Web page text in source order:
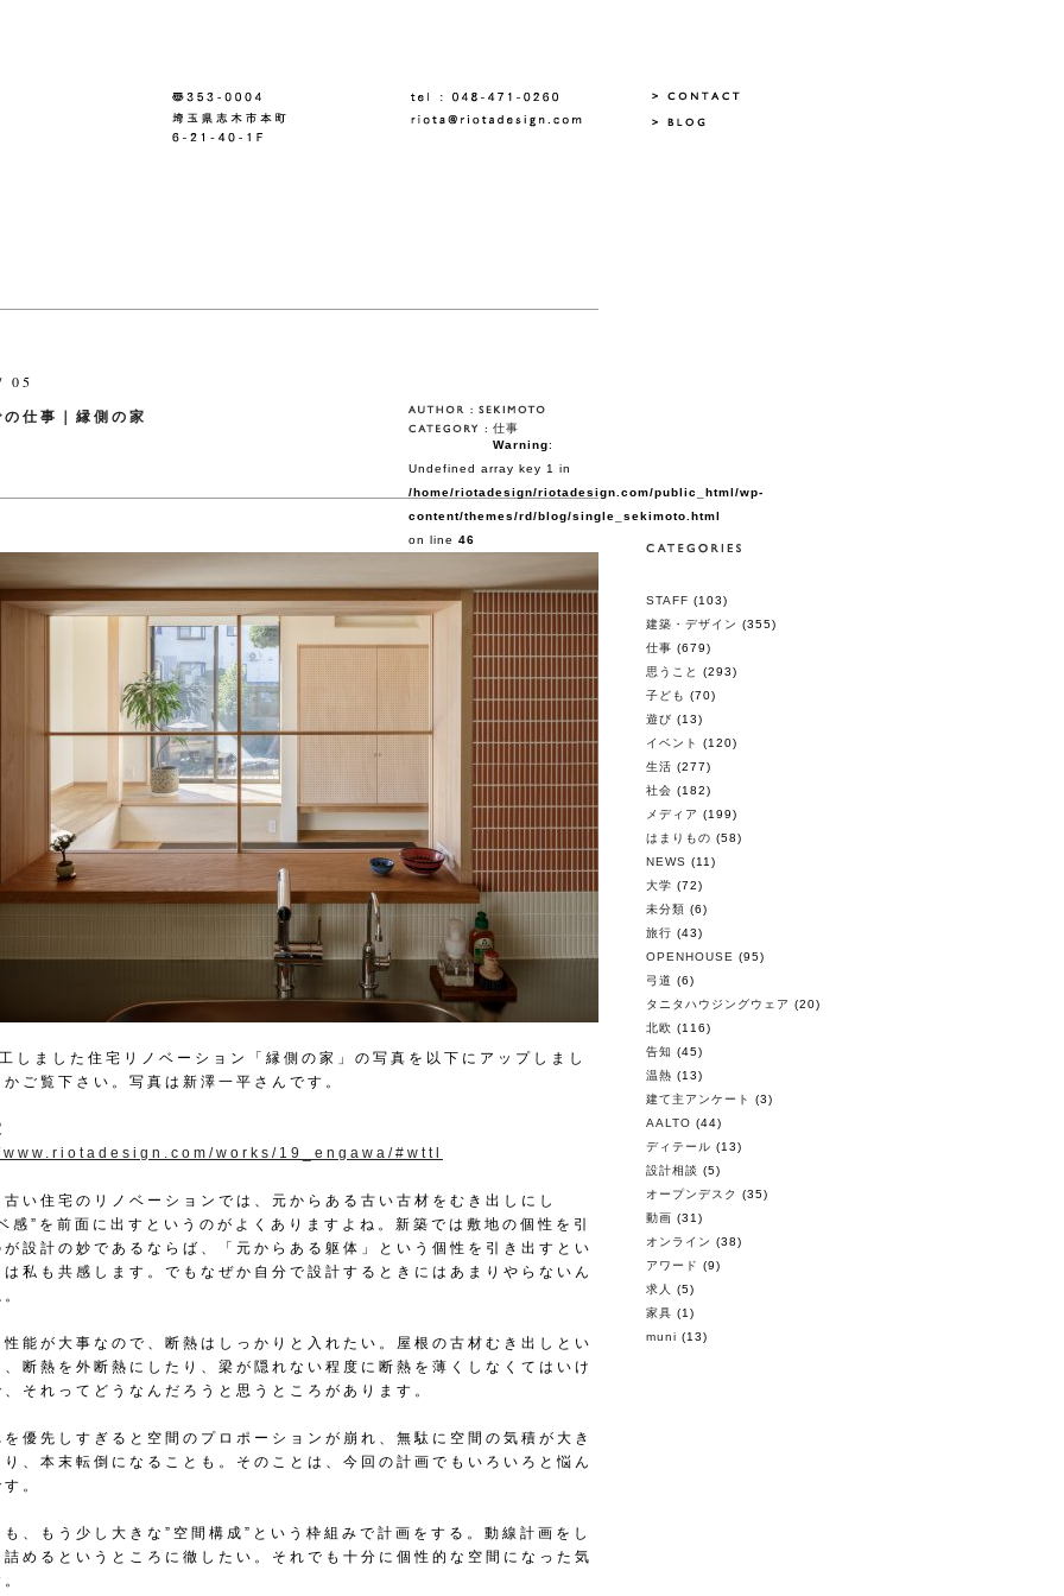
05
仕事｜縁側の家
仕事
Warning:
Undefined array key 1 in
/home/riotadesign/riotadesign.com/public_html/wp-
content/themes/rd/blog/single_sekimoto.html
on line 46
しました住宅リノベーション「縁側の家」の写真を以下にアップしまし
ご覧下さい。写真は新澤一平さんです。
works/19_engawa/#wttl
古い住宅のリノベーションでは、元からある古い古材をむき出しにし
感”を前面に出すというのがよくありますよね。新築では敷地の個性を引
が設計の妙であるならば、「元からある躯体」という個性を引き出すとい
は私も共感します。でもなぜか自分で設計するときにはあまりやらないん
性能が大事なので、断熱はしっかりと入れたい。屋根の古材むき出しとい
、断熱を外断熱にしたり、梁が隠れない程度に断熱を薄くしなくてはいけ
それってどうなんだろうと思うところがあります。
を優先しすぎると空間のプロポーションが崩れ、無駄に空間の気積が大き
り、本末転倒になることも。そのことは、今回の計画でもいろいろと悩ん
。
、もう少し大きな”空間構成”という枠組みで計画をする。動線計画をし
詰めるというところに徹したい。それでも十分に個性的な空間になった気
STAFF (103)
建築・デザイン (355)
仕事 (679)
思うこと
(293)
子ども (70)
遊び (13)
イベント
(120)
生活 (277)
社会 (182)
メディア (199)
はまりもの (58)
NEWS (11)
大学 (72)
未分類 (6)
旅行 (43)
OPENHOUSE (95)
弓道 (6)
タニタハウジングウェア (20)
北欧 (116)
告知 (45)
温熱 (13)
建て主アンケート
(3)
AALTO (44)
ディテール (13)
設計相談 (5)
オープンデスク
(35)
動画 (31)
オンライン (38)
アワード (9)
求人
(5)
家具 (1)
muni (13)